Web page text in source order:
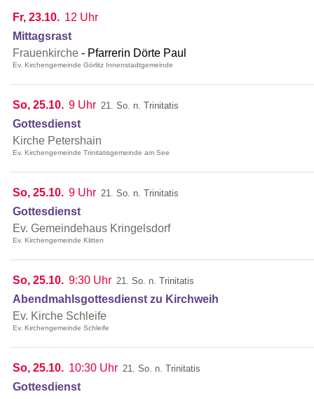
Fr, 23.10. 12 Uhr
Mittagsrast
Frauenkirche
Pfarrerin Dörte Paul
Ev. Kirchengemeinde Görlitz Innenstadtgemeinde
So, 25.10. 9 Uhr 21. So. n. Trinitatis
Gottesdienst
Kirche Petershain
Ev. Kirchengemeinde Trinitatisgemeinde am See
So, 25.10. 9 Uhr 21. So. n. Trinitatis
Gottesdienst
Ev. Gemeindehaus Kringelsdorf
Ev. Kirchengemeinde Klitten
So, 25.10. 9:30 Uhr 21. So. n. Trinitatis
Abendmahlsgottesdienst zu Kirchweih
Ev. Kirche Schleife
Ev. Kirchengemeinde Schleife
So, 25.10. 10:30 Uhr 21. So. n. Trinitatis
Gottesdienst